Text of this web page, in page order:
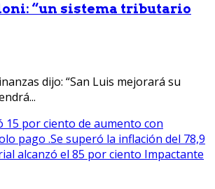
“un sistema tributario
dijo: “San Luis mejorará su